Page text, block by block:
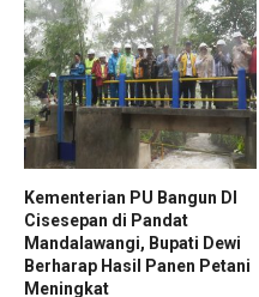
Kementerian PU Bangun DI
Cisesepan di Pandat
Mandalawangi, Bupati Dewi
Berharap Hasil Panen Petani
Meningkat